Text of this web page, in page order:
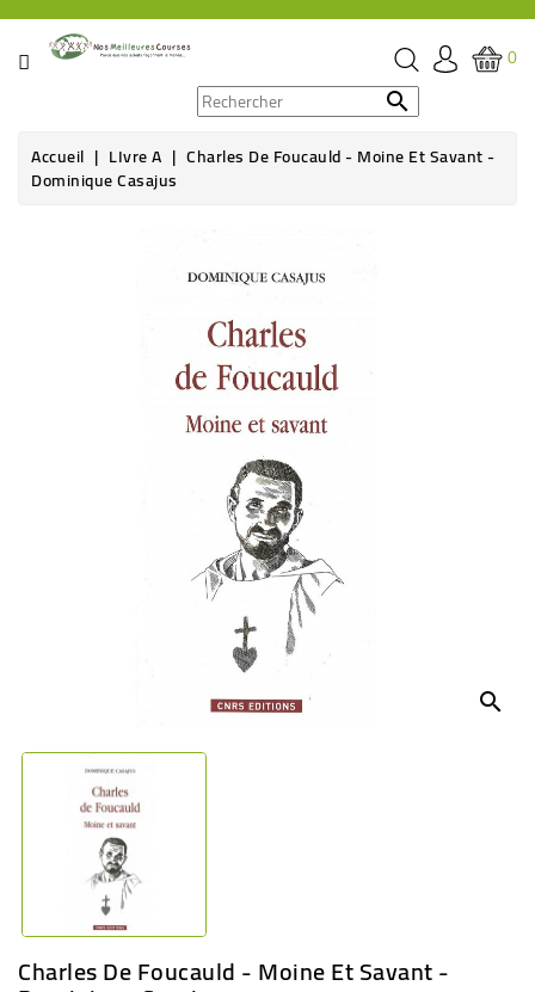
CATÉGORIE
ÉPICERIE
0

Accueil LIvre A Charles De Foucauld - Moine Et Savant -
Dominique Casajus
search
Charles De Foucauld - Moine Et Savant -